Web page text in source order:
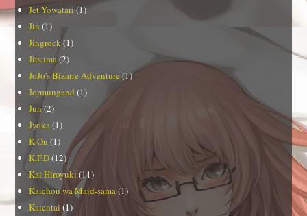
Jet Yowatari(1)
Jin (1)
Jingrock(1)
Jitsuma(2)
JoJo's Bizarre Adventure (1)
Jormungand (1)
Jun(2)
Jyoka(1)
K-On (1)
K.F.D(12)
Kai Hiroyuki (11)
Kaichou wa Maid-sama(1)
Kaientai (1)